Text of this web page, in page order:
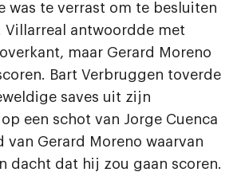
was te verrast om te besluiten
Villarreal antwoordde met
maar Gerard Moreno
Bart Verbruggen toverde
saves uit zijn
een schot van Jorge Cuenca
van Gerard Moreno waarvan
dacht dat hij zou gaan scoren.